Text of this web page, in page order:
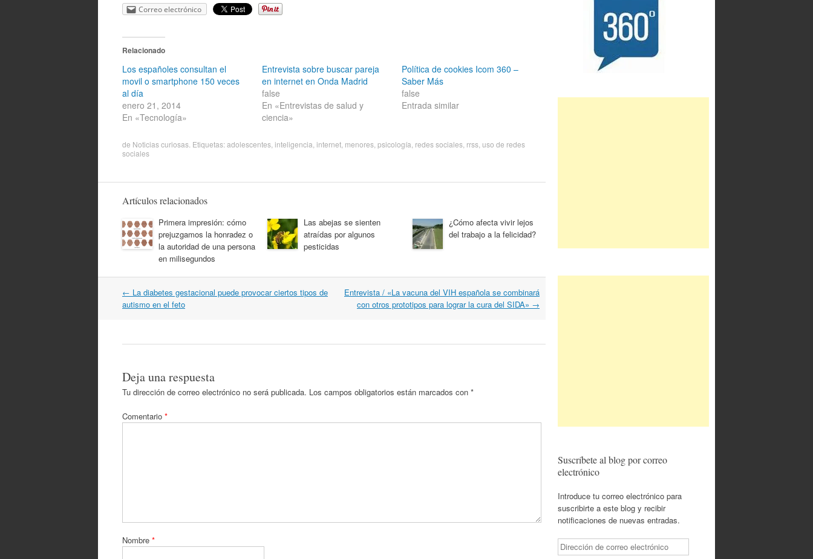
Correo electrónico
Relacionado
Los españoles consultan el
movil o smartphone 150 veces
al día
enero 21, 2014
En «Tecnología»
Entrevista sobre buscar pareja
en internet en Onda Madrid
false
En «Entrevistas de salud y
ciencia»
Política de cookies Icom 360 –
Saber Más
false
Entrada similar
de Noticias curiosas . Etiquetas:adolescentes inteligencia internet menores psicología redes sociales rrss uso de redes
sociales
Artículos relacionados
Primera impresión: cómo
prejuzgamos la honradez o
la autoridad de una persona
en milisegundos
Las abejas se sienten
atraídas por algunos
pesticidas
¿Cómo afecta vivir lejos
del trabajo a la felicidad?
Navegación
por
← La diabetes gestacional puede provocar ciertos tipos de
autismo en el feto
Entrevista / «La vacuna del VIH española se combinará
con otros prototipos para lograr la cura del SIDA» →
Deja una respuesta
Tu dirección de correo electrónico no será publicada. Los campos obligatorios están marcados con *
Comentario *
Nombre *
Suscríbete al blog por correo
electrónico
Introduce tu correo electrónico para
suscribirte a este blog y recibir
notificaciones de nuevas entradas.
Dirección
de